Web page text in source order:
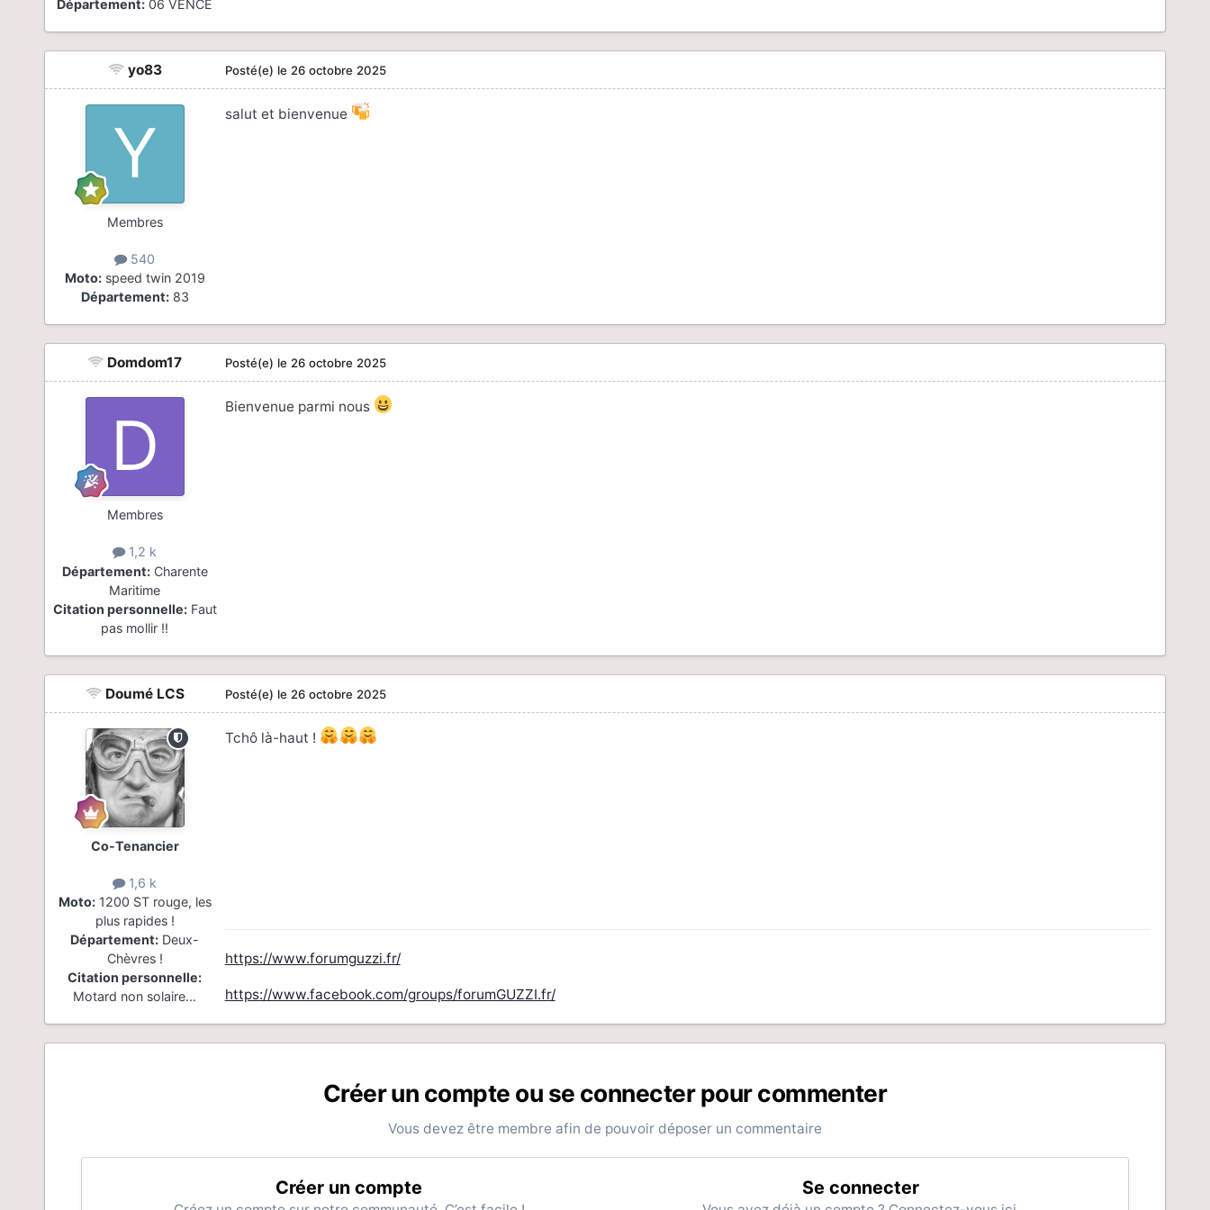
Département: 06 VENCE
yo83
Membres
540
Moto:speed twin 2019
Département:83
Posté(e) le 26 octobre 2025
salut et bienvenue
Domdom17
Membres
1,2 k
Département:Charente
Maritime
Citation personnelle:Faut
pas mollir !!
Posté(e) le 26 octobre 2025
Bienvenue parmi nous
Doumé LCS
Co-Tenancier
1,6 k
Moto:1200 ST rouge, les
plus rapides !
Département: Deux-
Chèvres !
Citation personnelle:
Motard non solaire...
Posté(e) le 26 octobre 2025
Tchô là-haut !
https://www.forumguzzi.fr/
https://www.facebook.com/groups/forumGUZZI.fr/
Créer un compte ou se connecter pour commenter
Vous devez être membre afin de pouvoir déposer un commentaire
Créer un compte Se connecter